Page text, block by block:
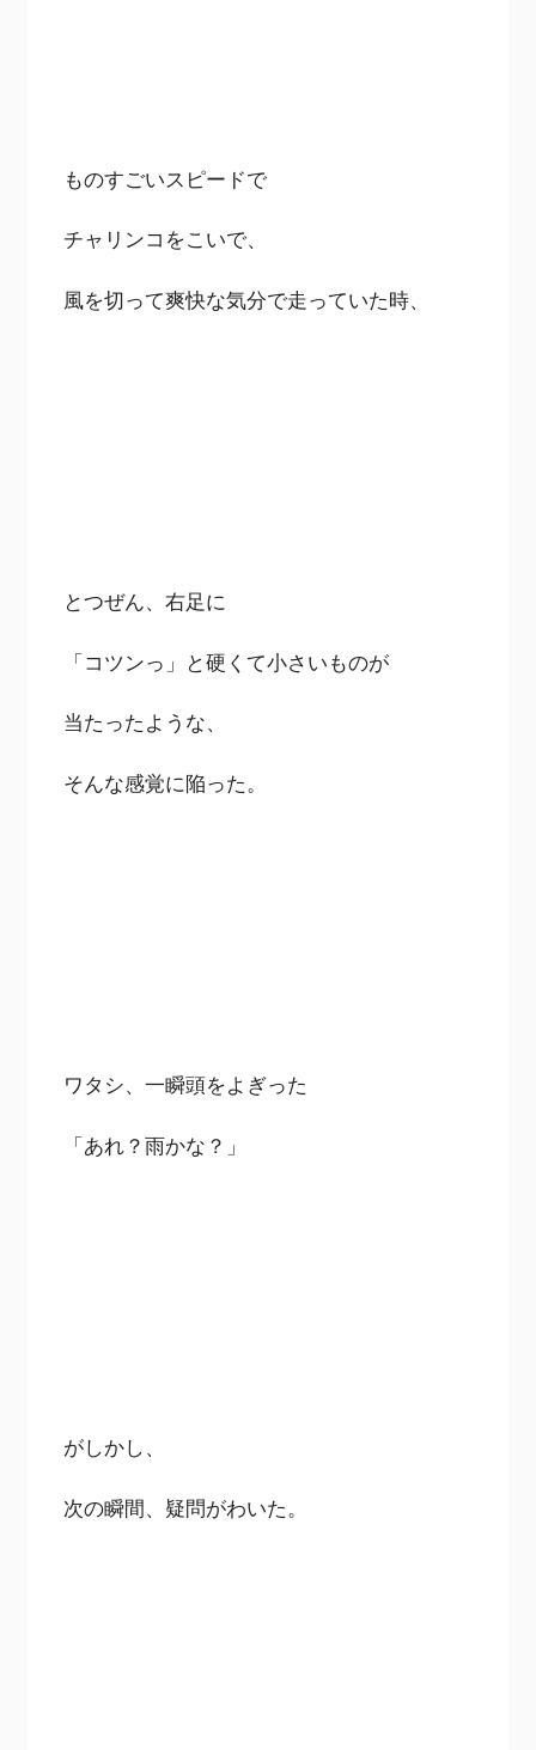
ものすごいスピードで
チャリンコをこいで、
風を切って爽快な気分で走っていた時、
とつぜん、右足に
「コツンっ」と硬くて小さいものが
当たったような、
そんな感覚に陥った。
ワタシ、一瞬頭をよぎった
「あれ？雨かな？」
がしかし、
次の瞬間、疑問がわいた。